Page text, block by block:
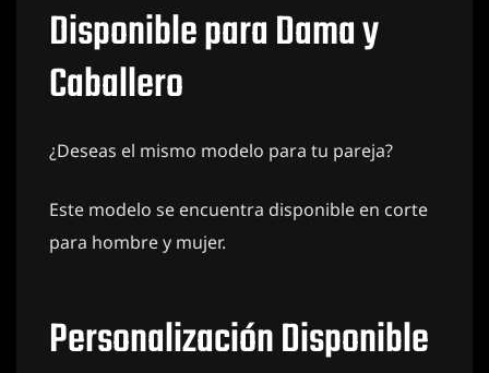
Disponible para Dama y
Caballero
¿Deseas el mismo modelo para tu pareja?
Este modelo se encuentra disponible en corte
para hombre y mujer.
Personalización Disponible